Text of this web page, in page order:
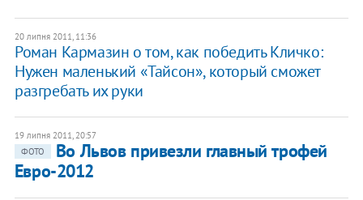
20 липня 2011, 11:36
Роман Кармазин о том, как победить Кличко:
Нужен маленький «Тайсон», который сможет
разгребать их руки
19 липня 2011, 20:57
ФОТО
Во Львов привезли главный трофей
Евро-2012